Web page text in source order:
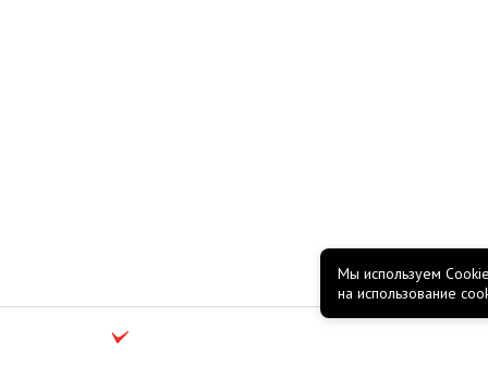
Мы используем
на использование